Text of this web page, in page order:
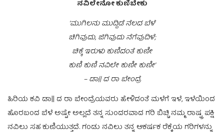
ನವಿಲೇನೋ ಕುಣಿಬೇಕು
‘ಮುಗಿಲನು ಮುದ್ದಿಡೆ ನೆಲದ ಬೆಳೆ
ಚಿಗಿವುದು, ಜಿಗಿವುದು ನೆಗೆವುದಿಳೆ;
ಚಿಕ್ಕೆ ಇರುಳು ಕುಣಿದಂತೆ ಕುಣೀ
ಕುಣಿ ಕುಣಿ ನವಿಲೇ ಕುಣೀ ಕುಣೀ’
– ಡಾ|| ದ ರಾ ಬೇಂದ್ರೆ
ಹಿರಿಯ ಕವಿ ಡಾ|| ದ ರಾ ಬೇಂದ್ರೆಯವರು ಹೇಳಿದಂತೆ ಮಳೆಗೆ ಇಳೆ, ಇಳೆಯಿಂದ
ಹೊರಬಂದ ಬೆಳೆ ಅಷ್ಟೇ ಅಲ್ಲದೆ ತನ್ನ ಸುಂದರವಾದ ಗರಿ ಬಿಚ್ಚಿ ನಮ್ಮ ರಾಷ್ಟ್ರ ಪಕ್ಷಿ
ನವಿಲು ಸಹ ಕುಣಿಯುತ್ತದೆ. ಗಂಡು ನವಿಲು ತನ್ನ ಆಕರ್ಷಕ ರೆಕ್ಕೆಯ ಗರಿಗಳನ್ನು